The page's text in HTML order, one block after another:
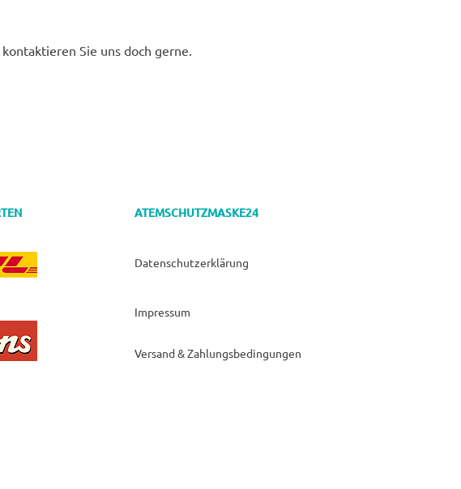
Sie uns doch gerne.
ATEMSCHUTZMASKE24
Datenschutzerklärung
Impressum
Versand & Zahlungsbedingungen